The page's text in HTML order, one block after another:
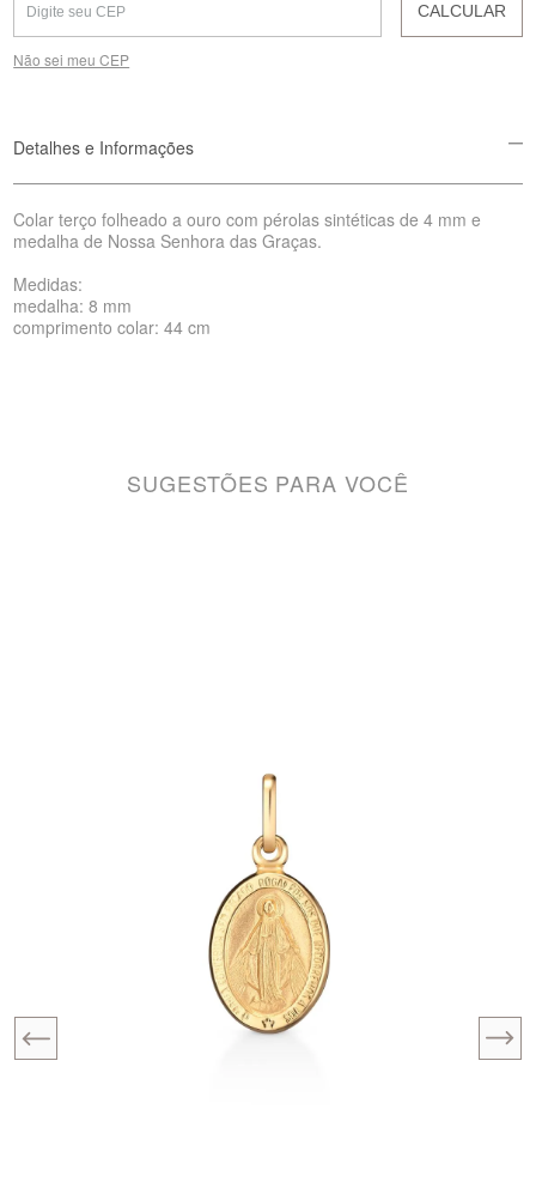
CALCULAR
Não sei meu CEP
Detalhes e Informações
Colar terço folheado a ouro com pérolas sintéticas de 4 mm e
medalha de Nossa Senhora das Graças.
Medidas:
medalha: 8 mm
comprimento colar: 44 cm
SUGESTÕES PARA VOCÊ